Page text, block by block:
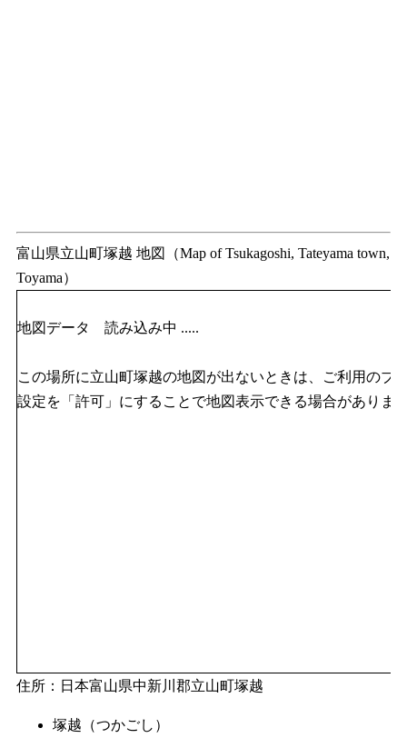
富山県立山町塚越 地図（Map of Tsukagoshi, Tateyama town,
Toyama）
地図データ 読み込み中 .....
この場所に立山町塚越の地図が出ないときは、ご利用のブ
設定を「許可」にすることで地図表示できる場合がありま
住所：日本富山県中新川郡立山町塚越
塚越（つかごし）